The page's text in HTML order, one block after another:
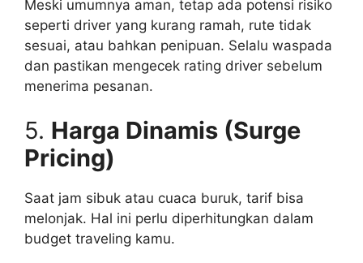
Meski umumnya aman, tetap ada potensi risiko
seperti driver yang kurang ramah, rute tidak
sesuai, atau bahkan penipuan. Selalu waspada
dan pastikan mengecek rating driver sebelum
menerima pesanan.
5. Harga Dinamis (Surge
Pricing)
Saat jam sibuk atau cuaca buruk, tarif bisa
melonjak. Hal ini perlu diperhitungkan dalam
budget traveling kamu.